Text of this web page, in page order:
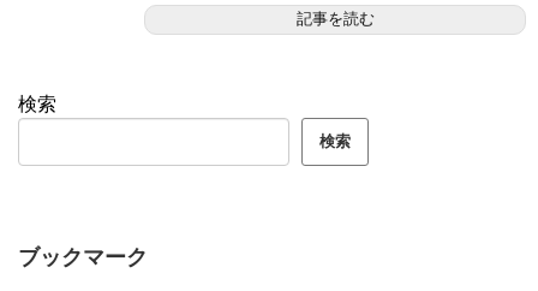
記事を読む
検索
検索
ブックマーク